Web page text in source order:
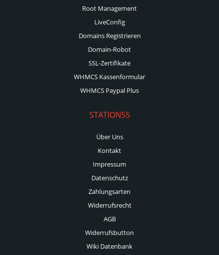
Root Management
LiveConfig
Domains Registrieren
Domain-Robot
SSL-Zertifikate
WHMCS Kassenformular
WHMCS Paypal Plus
STATION55
Über Uns
Kontakt
Impressum
Datenschutz
Zahlungsarten
Widerrufsrecht
AGB
Widerrufsbutton
Wiki Datenbank